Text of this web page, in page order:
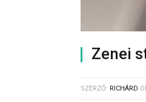
Zenei
SZERZŐ: RICHÁRD